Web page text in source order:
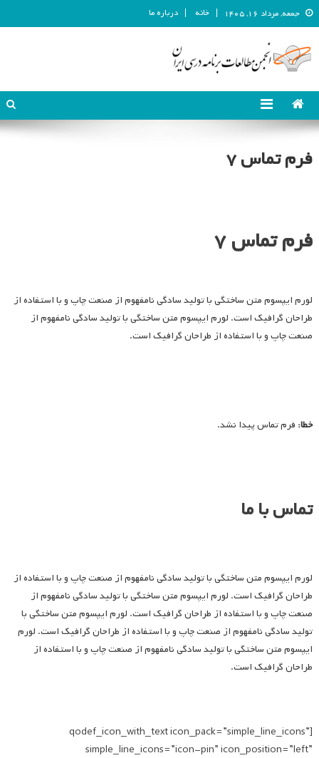
جمعه, مرداد ۱۶, ۱۴۰۵ خانه درباره ما
انجمن مطالعات برنامه درسی ایران
فرم تماس ۷
فرم تماس ۷
لورم ایپسوم متن ساختگی با تولید سادگی نامفهوم از صنعت چاپ و با استفاده از
طراحان گرافیک است. لورم ایپسوم متن ساختگی با تولید سادگی نامفهوم از
صنعت چاپ و با استفاده از طراحان گرافیک است.
خطا: فرم تماس پیدا نشد.
تماس با ما
لورم ایپسوم متن ساختگی با تولید سادگی نامفهوم از صنعت چاپ و با استفاده از
طراحان گرافیک است. لورم ایپسوم متن ساختگی با تولید سادگی نامفهوم از
صنعت چاپ و با استفاده از طراحان گرافیک است. لورم ایپسوم متن ساختگی با
تولید سادگی نامفهوم از صنعت چاپ و با استفاده از طراحان گرافیک است. لورم
ایپسوم متن ساختگی با تولید سادگی نامفهوم از صنعت چاپ و با استفاده از
طراحان گرافیک است.
[qodef_icon_with_text icon_pack=”simple_line_icons”
simple_line_icons=”icon-pin” icon_position=”left”